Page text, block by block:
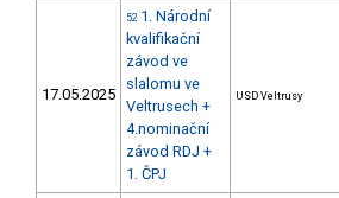
17.05.2025
52 1. Národní
kvalifikační
závod ve
slalomu ve
Veltrusech +
4.nominační
závod RDJ +
1. ČPJ
USD Veltrusy